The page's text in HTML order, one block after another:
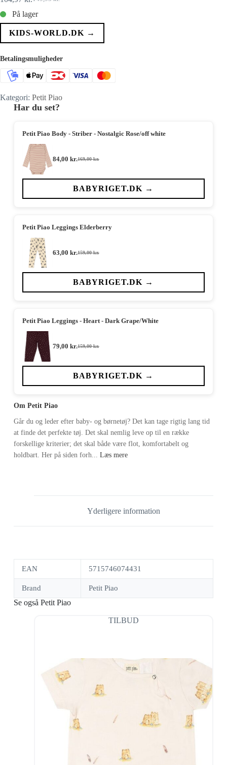
Den
oprindelige
pris
var:
Den
aktuelle
pris
er:
På lager
KIDS-WORLD.DK →
Betalingsmuligheder
Kategori: Petit Piao
Har du set?
Petit Piao Body - Striber - Nostalgic Rose/off white
169,00kr.
Den
pris
var:
84,00 kr.Den
pris
er:
BABYRIGET.DK →
Petit Piao Leggings Elderberry
159,00kr.
Den
pris
var:
63,00 kr.Den
pris
er:
BABYRIGET.DK →
Petit Piao Leggings - Heart - Dark Grape/White
159,00kr.
Den
pris
var:
79,00 kr.Den
pris
er:
BABYRIGET.DK →
Om Petit Piao
Går du og leder efter baby- og børnetøj? Det kan tage rigtig lang tid
at finde det perfekte tøj. Det skal nemlig leve op til en række
forskellige kriterier; det skal både være flot, komfortabelt og
holdbart. Her på siden forh... Læs mere
Yderligere information
EAN 5715746074431
Brand Petit Piao
Se også Petit Piao
TILBUD